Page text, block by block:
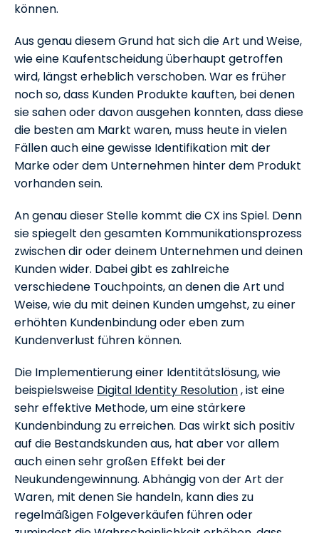
können.
Aus genau diesem Grund hat sich die Art und Weise,
wie eine Kaufentscheidung überhaupt getroffen
wird, längst erheblich verschoben. War es früher
noch so, dass Kunden Produkte kauften, bei denen
sie sahen oder davon ausgehen konnten, dass diese
die besten am Markt waren, muss heute in vielen
Fällen auch eine gewisse Identifikation mit der
Marke oder dem Unternehmen hinter dem Produkt
vorhanden sein.
An genau dieser Stelle kommt die CX ins Spiel. Denn
sie spiegelt den gesamten Kommunikationsprozess
zwischen dir oder deinem Unternehmen und deinen
Kunden wider. Dabei gibt es zahlreiche
verschiedene Touchpoints, an denen die Art und
Weise, wie du mit deinen Kunden umgehst, zu einer
erhöhten Kundenbindung oder eben zum
Kundenverlust führen können.
Die Implementierung einer Identitätslösung, wie
beispielsweise Digital Identity Resolution, ist eine
sehr effektive Methode, um eine stärkere
Kundenbindung zu erreichen. Das wirkt sich positiv
auf die Bestandskunden aus, hat aber vor allem
auch einen sehr großen Effekt bei der
Neukundengewinnung. Abhängig von der Art der
Waren, mit denen Sie handeln, kann dies zu
regelmäßigen Folgeverkäufen führen oder